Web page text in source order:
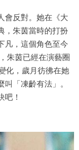
會反對。她在《大
，朱茵當時的打扮
凡，這個角色至今
朱茵已經在演藝圈
化，歲月彷彿在她
「凍齡有法」。
吧！